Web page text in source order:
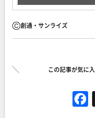
Ⓒ創通・サンライズ
この記事が気に